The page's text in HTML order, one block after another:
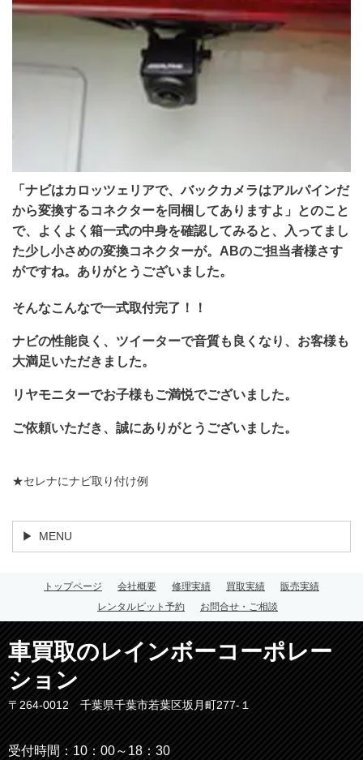
「ナビはカロッツェリアで、バックカメラはアルパインだ
から変換するコネクターを同梱してありますよ」とのこと
で、よくよく箱一式の中身を確認してみると、入ってまし
た少し小さめの変換コネクターが。ABのご担当者様さす
がですね。ありがとうございました。
そんなこんなで一式取付完了！！
ナビの性能良く、ツイーターで音質も良くなり、お客様も
大満足いただきました。
リヤモニターでお子様もご満悦でございました。
ご依頼いただき、誠にありがとうございました。
★セレナにナビ取り付け例
MENU
トップページ 会社概要 修理実績 買取実績
販売実績
レンタルピット予約
お問合せ・ご相談
車買取のレインボーコーポレー
ション
〒264-0012 千葉県千葉市若葉区坂月町277-１
受付時間：10：00～18：30